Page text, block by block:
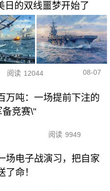
日的双线噩梦开始了
阅读 12044 08-07
万吨：一场提前下注的
竞赛\"
阅读 9949
场电子战演习，把自家
了命！